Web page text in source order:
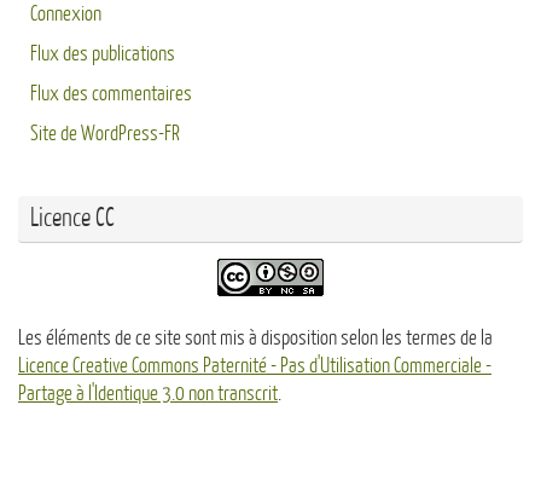
Connexion
Flux des publications
Flux des commentaires
Site de WordPress-FR
Licence CC
Les éléments de ce site sont mis à disposition selon les termes de la
Licence Creative Commons Paternité - Pas d'Utilisation Commerciale -
Partage à l'Identique 3.0 non transcrit.